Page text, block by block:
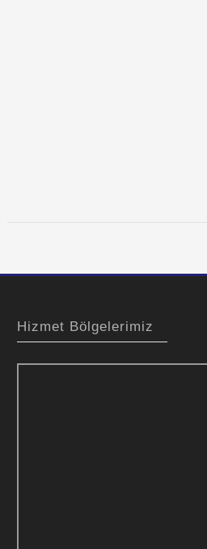
Hizmet Bölgelerimiz